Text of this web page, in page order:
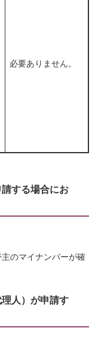
必要ありません。
する場合にお
のマイナンバーが確
人）が申請す